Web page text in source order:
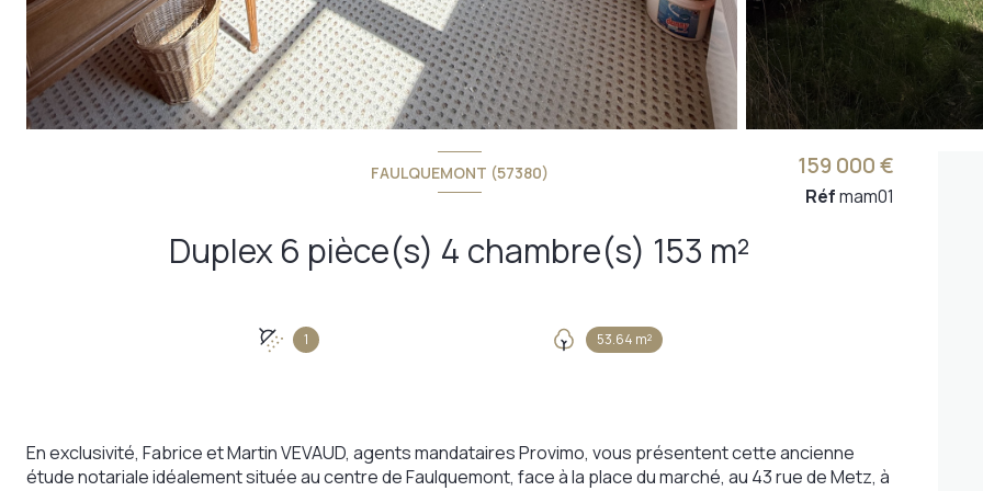
FAULQUEMONT (57380)
Duplex 6 pièce(s) 4 chambre(s) 153 m²
1 53.64 m²
159 000 €
Réfmam01
En exclusivité, Fabrice et Martin VEVAUD, agents mandataires Provimo, vous présentent cette ancienne
étude notariale idéalement située au centre de Faulquemont, face à la place du marché, au 43 rue de Metz, à